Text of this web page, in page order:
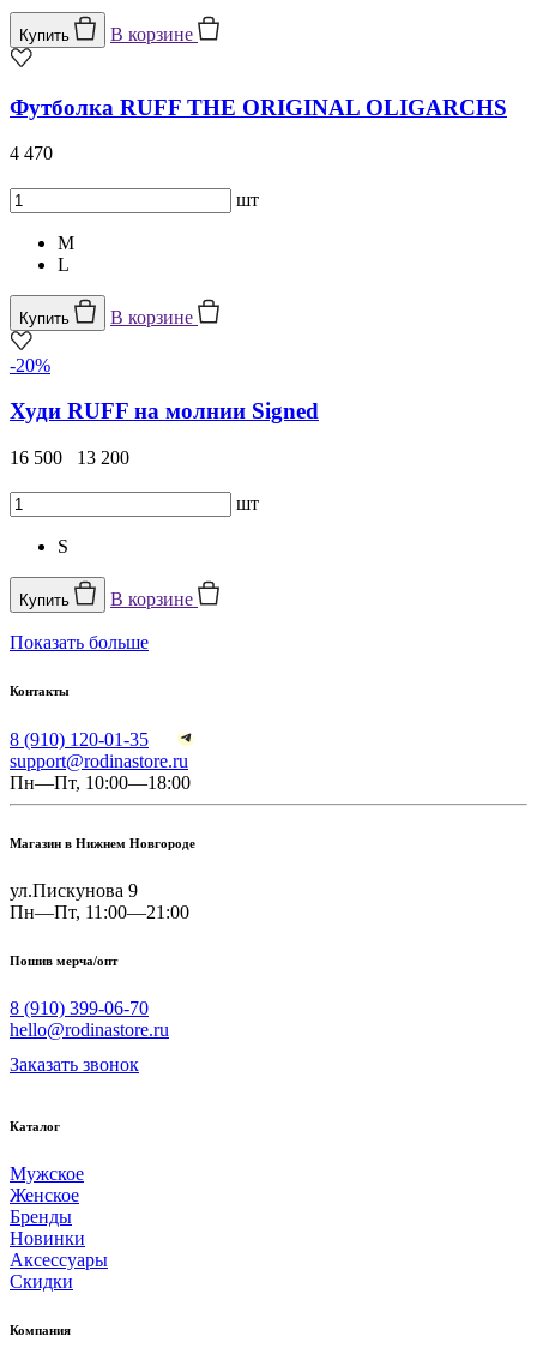
Купить В корзине
Футболка RUFF THE ORIGINAL OLIGARCHS
4 470
шт
M
L
Купить В корзине
-20%
Худи RUFF на молнии Signed
16 500 13 200
шт
S
Купить В корзине
Показать больше
Контакты
8 (910) 120-01-35
support@rodinastore.ru
Пн—Пт, 10:00—18:00
Магазин в Нижнем Новгороде
ул.Пискунова 9
Пн—Пт, 11:00—21:00
Пошив мерча/опт
8 (910) 399-06-70
hello@rodinastore.ru
Заказать звонок
Каталог
Мужское
Женское
Бренды
Новинки
Аксессуары
Скидки
Компания